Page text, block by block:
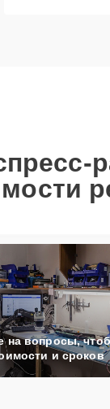
на вопросы,
и сроков